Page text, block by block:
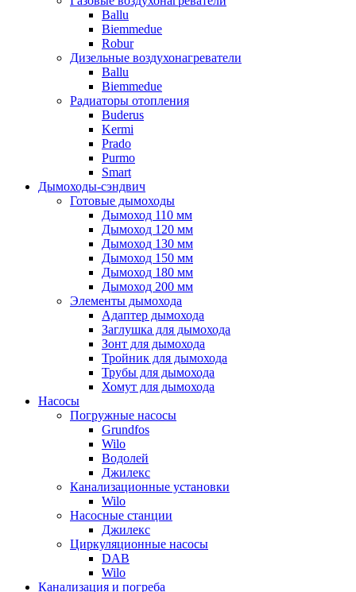
Ballu
Biemmedue
Robur
Дизельные воздухонагреватели
Ballu
Biemmedue
Радиаторы отопления
Buderus
Kermi
Prado
Purmo
Smart
Дымоходы-сэндвич
Готовые дымоходы
Дымоход 110 мм
Дымоход 120 мм
Дымоход 130 мм
Дымоход 150 мм
Дымоход 180 мм
Дымоход 200 мм
Элементы дымохода
Адаптер дымохода
Заглушка для дымохода
Зонт для дымохода
Тройник для дымохода
Трубы для дымохода
Хомут для дымохода
Насосы
Погружные насосы
Grundfos
Wilo
Водолей
Джилекс
Канализационные установки
Wilo
Насосные станции
Джилекс
Циркуляционные насосы
DAB
Wilo
Канализация и погреба